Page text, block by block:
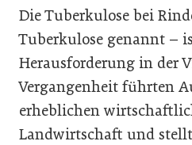
Die Tuberkulose bei
Tuberkulose genannt –
Herausforderung in der
Vergangenheit führten
erheblichen
Landwirtschaft und